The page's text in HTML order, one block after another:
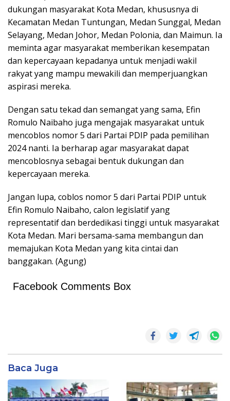
dukungan masyarakat Kota Medan, khususnya di
Kecamatan Medan Tuntungan, Medan Sunggal, Medan
Selayang, Medan Johor, Medan Polonia, dan Maimun. Ia
meminta agar masyarakat memberikan kesempatan
dan kepercayaan kepadanya untuk menjadi wakil
rakyat yang mampu mewakili dan memperjuangkan
aspirasi mereka.
Dengan satu tekad dan semangat yang sama, Efin
Romulo Naibaho juga mengajak masyarakat untuk
mencoblos nomor 5 dari Partai PDIP pada pemilihan
2024 nanti. Ia berharap agar masyarakat dapat
mencoblosnya sebagai bentuk dukungan dan
kepercayaan mereka.
Jangan lupa, coblos nomor 5 dari Partai PDIP untuk
Efin Romulo Naibaho, calon legislatif yang
representatif dan berdedikasi tinggi untuk masyarakat
Kota Medan. Mari bersama-sama membangun dan
memajukan Kota Medan yang kita cintai dan
banggakan. (Agung)
Facebook Comments Box
Baca Juga